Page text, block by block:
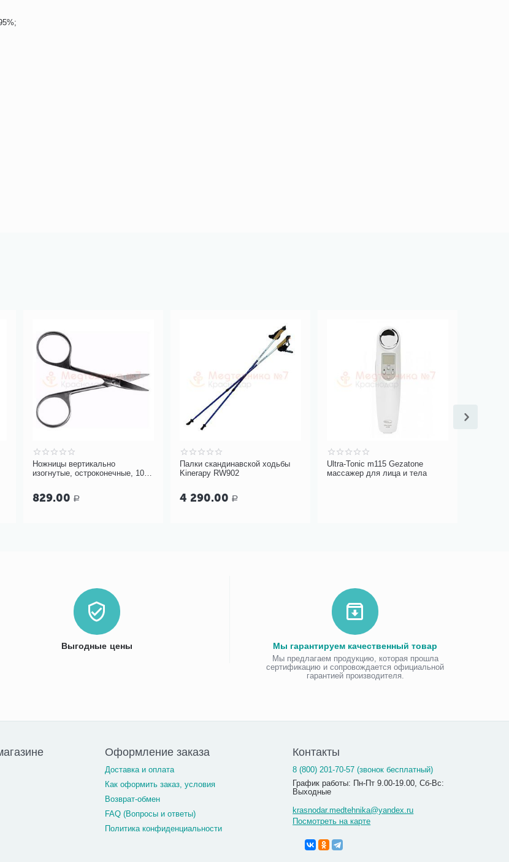
Ножницы вертикально
изогнутые, остроконечные, 100
829.00 Р
Палки скандинавской ходьбы
Kinerapy RW902
4 290.00 Р
Ultra-Tonic m115 Gezatone
массажер для лица и тела
Выгодные цены Мы гарантируем качественный товар
Мы предлагаем продукцию, которая прошла
сертификацию и сопровождается официальной
гарантией производителя.
Оформление заказа
Доставка и оплата
Как оформить заказ, условия
Возврат-обмен
FAQ (Вопросы и ответы)
Политика конфиденциальности
Контакты
8 (800) 201-70-57 (звонок бесплатный)
График работы: Пн-Пт 9.00-19.00, Сб-Вс:
Выходные
krasnodar.medtehnika@yandex.ru
Посмотреть на карте